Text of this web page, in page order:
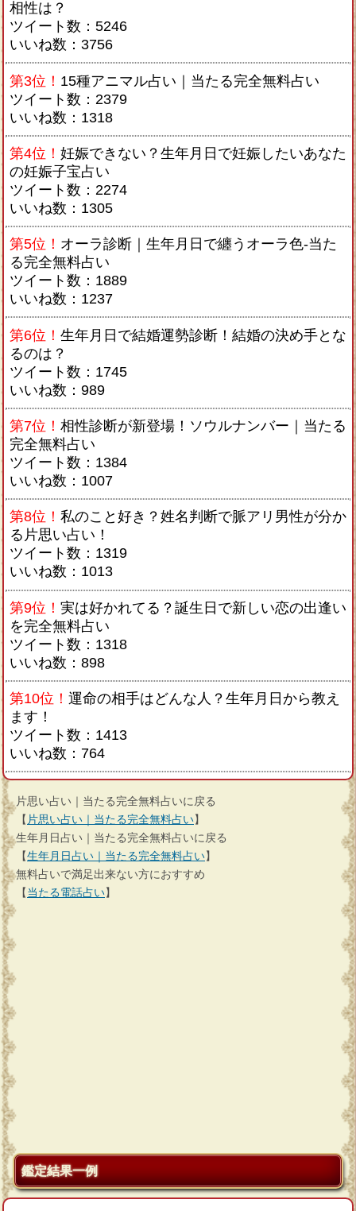
相性は？
ツイート数：5246
いいね数：3756
第3位！ 15種アニマル占い｜当たる完全無料占い
ツイート数：2379
いいね数：1318
第4位！ 妊娠できない？生年月日で妊娠したいあなた
の妊娠子宝占い
ツイート数：2274
いいね数：1305
第5位！ オーラ診断｜生年月日で纏うオーラ色-当た
る完全無料占い
ツイート数：1889
いいね数：1237
第6位！ 生年月日で結婚運勢診断！結婚の決め手とな
るのは？
ツイート数：1745
いいね数：989
第7位！ 相性診断が新登場！ソウルナンバー｜当たる
完全無料占い
ツイート数：1384
いいね数：1007
第8位！ 私のこと好き？姓名判断で脈アリ男性が分か
る片思い占い！
ツイート数：1319
いいね数：1013
第9位！ 実は好かれてる？誕生日で新しい恋の出逢い
を完全無料占い
ツイート数：1318
いいね数：898
第10位！ 運命の相手はどんな人？生年月日から教え
ます！
ツイート数：1413
いいね数：764
片思い占い｜当たる完全無料占いに戻る
【 片思い占い｜当たる完全無料占い】
生年月日占い｜当たる完全無料占いに戻る
【生年月日占い｜当たる完全無料占い】
無料占いで満足出来ない方におすすめ
【当たる電話占い】
鑑定結果一例